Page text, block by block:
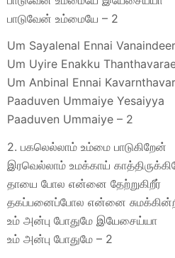
பாடுவேன் உம்மையே – 2
Um Sayalenal Ennai Vanaindeer
Um Uyire Enakku
Um Anbinal Ennai
Paaduven Ummaiye Yesaiyya
Paaduven Ummaiye – 2
2. பகலெல்லாம் உம்மை பாடுகிறேன்
இரவெல்லாம் உமக்காய்
தாயை போல என்னை தேற்றுகிறீர்
தகப்பனைப்போல என்னை
உம் அன்பு போதுமே இயேசைய்யா
உம் அன்பு போதுமே – 2